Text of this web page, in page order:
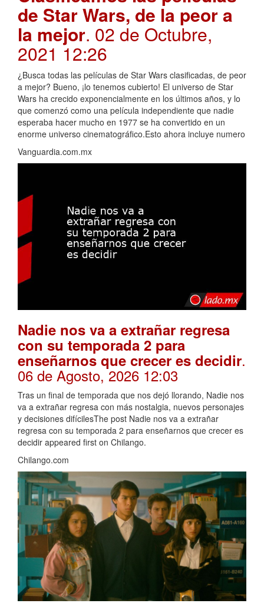
de Star Wars, de la peor a
la mejor. 02 de Octubre,
2021 12:26
¿Busca todas las películas de Star Wars clasificadas, de peor
a mejor? Bueno, ¡lo tenemos cubierto! El universo de Star
Wars ha crecido exponencialmente en los últimos años, y lo
que comenzó como una película independiente que nadie
esperaba hacer mucho en 1977 se ha convertido en un
enorme universo cinematográfico.Esto ahora incluye numero
Vanguardia.com.mx
Nadie nos va a extrañar regresa
con su temporada 2 para
enseñarnos que crecer es decidir.
06 de Agosto, 2026 12:03
Tras un final de temporada que nos dejó llorando, Nadie nos
va a extrañar regresa con más nostalgia, nuevos personajes
y decisiones difícilesThe post Nadie nos va a extrañar
regresa con su temporada 2 para enseñarnos que crecer es
decidir appeared first on Chilango.
Chilango.com